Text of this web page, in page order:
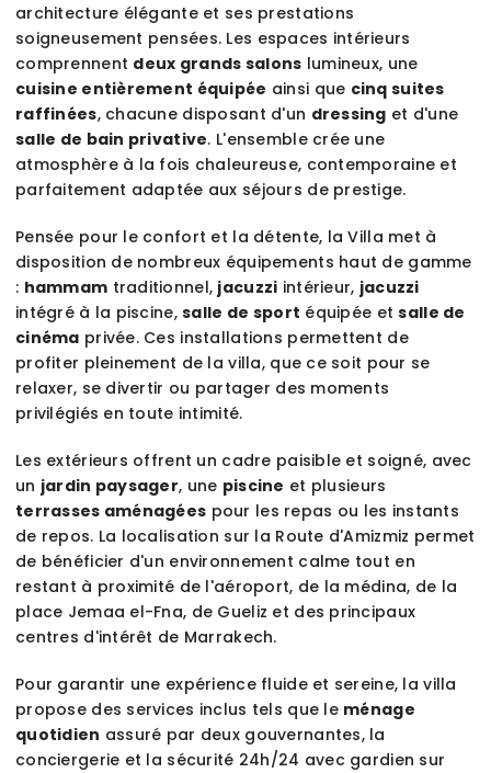
architecture élégante et ses prestations
soigneusement pensées. Les espaces intérieurs
comprennent deux grands salons lumineux, une
cuisine entièrement équipée ainsi que cinq suites
raffinées, chacune disposant d'un dressing et d'une
salle de bain privative. L'ensemble crée une
atmosphère à la fois chaleureuse, contemporaine et
parfaitement adaptée aux séjours de prestige.
Pensée pour le confort et la détente, la Villa met à
disposition de nombreux équipements haut de gamme
: hammam traditionnel, jacuzzi intérieur, jacuzzi
intégré à la piscine,salle de sport équipée etsalle de
cinéma privée. Ces installations permettent de
profiter pleinement de la villa, que ce soit pour se
relaxer, se divertir ou partager des moments
privilégiés en toute intimité.
Les extérieurs offrent un cadre paisible et soigné, avec
un jardin paysager, une piscine et plusieurs
terrasses aménagées pour les repas ou les instants
de repos. La localisation sur la Route d'Amizmiz permet
de bénéficier d'un environnement calme tout en
restant à proximité de l'aéroport, de la médina, de la
place Jemaa el-Fna, de Gueliz et des principaux
centres d'intérêt de Marrakech.
Pour garantir une expérience fluide et sereine, la villa
propose des services inclus tels que le ménage
quotidien assuré par deux gouvernantes, la
conciergerie et la sécurité 24h/24 avec gardien sur